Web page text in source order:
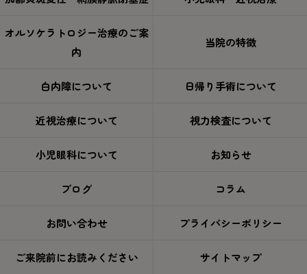
オルソケラトロジー治療のご案
内
当院の特徴
白内障について 日帰り手術について
近視治療について 視力検査について
小児眼科について お知らせ
ブログ コラム
お問い合わせ プライバシーポリシー
ご来院前にお読みください サイトマップ